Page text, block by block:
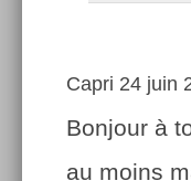
Capri 24 juin
Bonjour à
au moins